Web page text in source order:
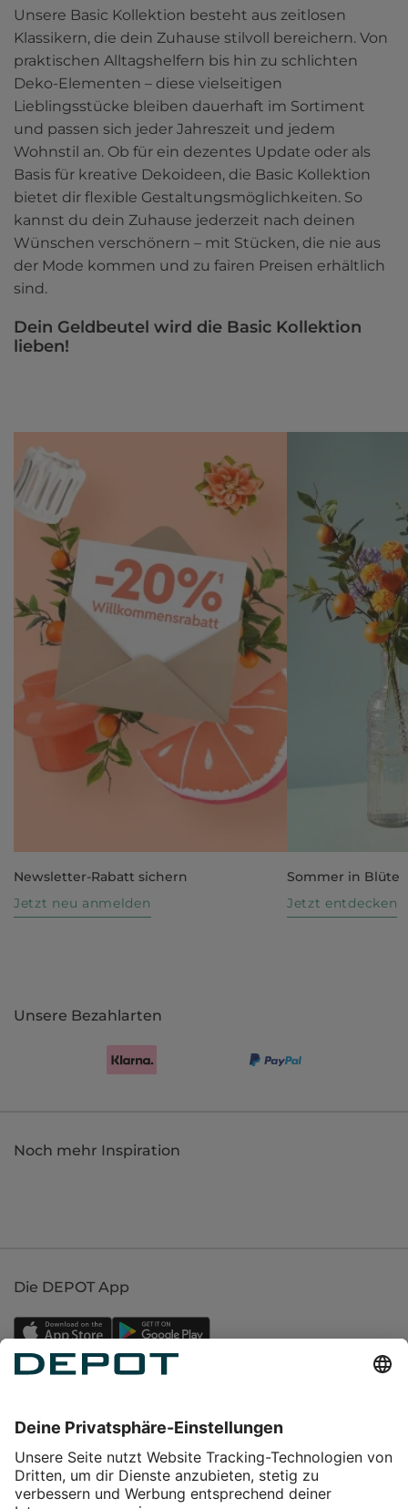
Unsere Basic Kollektion besteht aus zeitlosen
Klassikern, die dein Zuhause stilvoll bereichern. Von
praktischen Alltagshelfern bis hin zu schlichten
Deko-Elementen – diese vielseitigen
Lieblingsstücke bleiben dauerhaft im Sortiment
und passen sich jeder Jahreszeit und jedem
Wohnstil an. Ob für ein dezentes Update oder als
Basis für kreative Dekoideen, die Basic Kollektion
bietet dir flexible Gestaltungsmöglichkeiten. So
kannst du dein Zuhause jederzeit nach deinen
Wünschen verschönern – mit Stücken, die nie aus
der Mode kommen und zu fairen Preisen erhältlich
sind.
Dein Geldbeutel wird die Basic Kollektion
lieben!
Newsletter-Rabatt sichern
Jetzt neu anmelden
Sommer in Blüte
Jetzt entdecken
Unsere Bezahlarten
Noch mehr Inspiration
Die DEPOT App
Service